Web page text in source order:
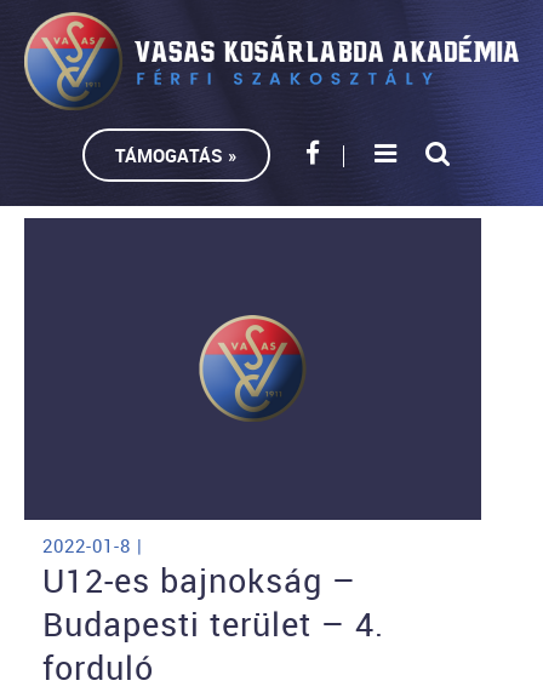
TÁMOGATÁS »
2022-01-8 |
U12-es bajnokság –
Budapesti terület – 4.
forduló